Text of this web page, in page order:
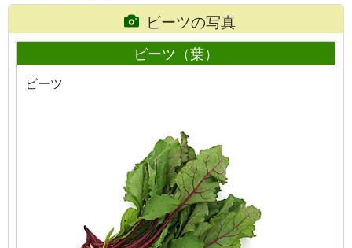
ビーツの写真
ビーツ（葉）
ビーツ